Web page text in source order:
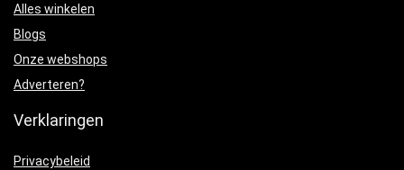
Alles winkelen
Blogs
Onze webshops
Adverteren?
Verklaringen
Privacybeleid